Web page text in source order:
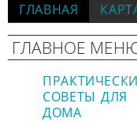
ГЛАВНАЯ
ГЛАВНОЕ
СОВЕТЫ ДЛЯ
ДОМА